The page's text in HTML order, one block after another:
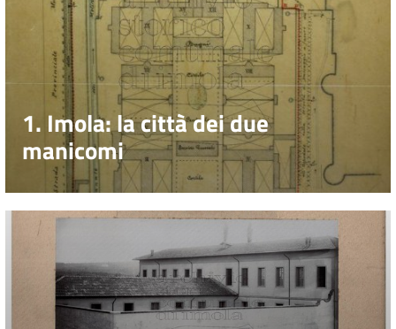
Avvisi
1. Imola: la città dei due
manicomi